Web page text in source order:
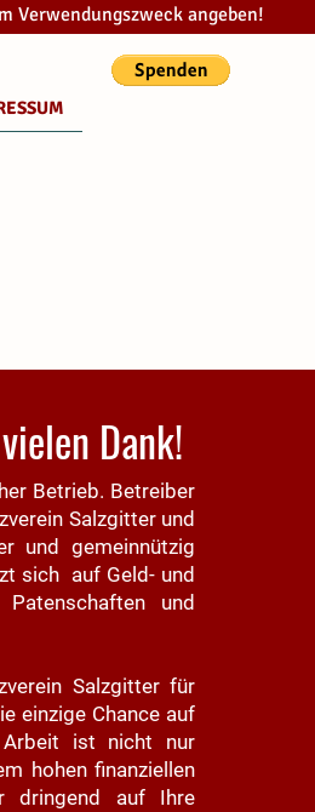
Verwendungszweck angeben!
Dank!
Betrieb. Betreiber
Salzgitter und
und gemeinnützig
sich auf Geld- und
und
Salzgitter für
einzige Chance auf
Arbeit ist nicht nur
hohen finanziellen
dringend auf Ihre